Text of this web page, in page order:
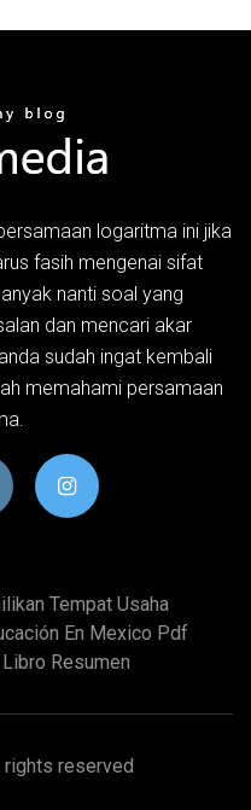
logaritma ini jika
fasih mengenai sifat
nanti soal yang
dan mencari akar
sudah ingat kembali
memahami persamaan
Tempat Usaha
En Mexico Pdf
Resumen
reserved